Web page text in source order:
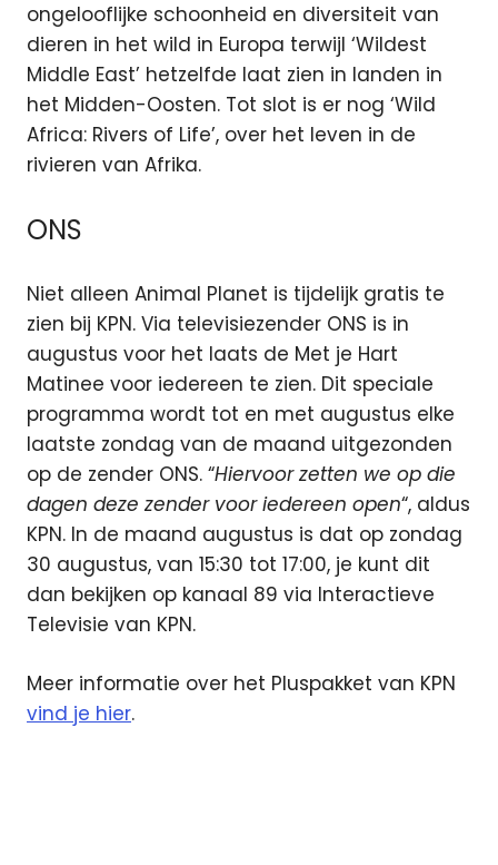
ongelooflijke schoonheid en diversiteit van
dieren in het wild in Europa terwijl ‘Wildest
Middle East’ hetzelfde laat zien in landen in
het Midden-Oosten. Tot slot is er nog ‘Wild
Africa: Rivers of Life’, over het leven in de
rivieren van Afrika.
ONS
Niet alleen Animal Planet is tijdelijk gratis te
zien bij KPN. Via televisiezender ONS is in
augustus voor het laats de Met je Hart
Matinee voor iedereen te zien. Dit speciale
programma wordt tot en met augustus elke
laatste zondag van de maand uitgezonden
op de zender ONS. “Hiervoor zetten we op die
dagen deze zender voor iedereen open“, aldus
KPN. In de maand augustus is dat op zondag
30 augustus, van 15:30 tot 17:00, je kunt dit
dan bekijken op kanaal 89 via Interactieve
Televisie van KPN.
Meer informatie over het Pluspakket van KPN
vind je hier.